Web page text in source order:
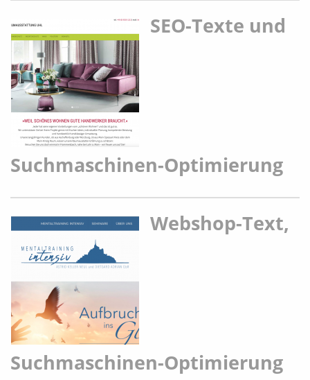
SEO-Texte und
Suchmaschinen-Optimierung
Webshop-Text,
Suchmaschinen-Optimierung